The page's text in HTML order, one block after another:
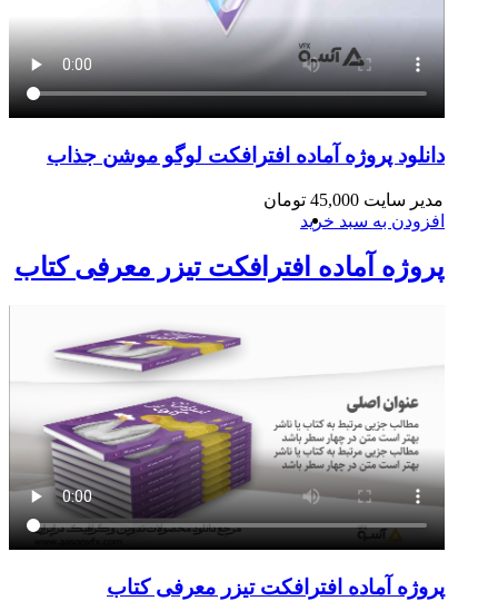
دانلود پروژه آماده افترافکت لوگو موشن جذاب
مدیر سایت 45,000 تومان
افزودن به سبد خرید
پروژه آماده افترافکت تیزر معرفی کتاب
پروژه آماده افترافکت تیزر معرفی کتاب